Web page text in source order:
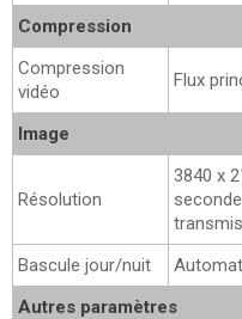
Compression
Compression
vidéo
Flux
Image
Résolution
3840 x
Bascule jour/nuit
Autres paramètres